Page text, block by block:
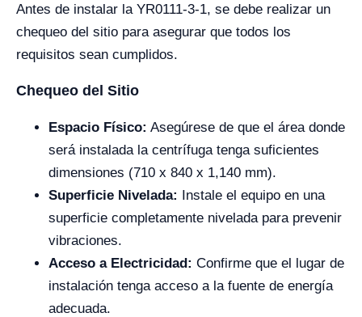
Antes de instalar la YR0111-3-1, se debe realizar un
chequeo del sitio para asegurar que todos los
requisitos sean cumplidos.
Chequeo del Sitio
Espacio Físico: Asegúrese de que el área donde
será instalada la centrífuga tenga suficientes
dimensiones (710 x 840 x 1,140 mm).
Superficie Nivelada: Instale el equipo en una
superficie completamente nivelada para prevenir
vibraciones.
Acceso a Electricidad: Confirme que el lugar de
instalación tenga acceso a la fuente de energía
adecuada.